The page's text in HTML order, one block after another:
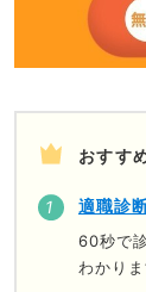
おすす
適職診
60秒で
わかり